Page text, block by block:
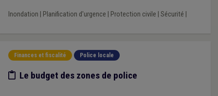
Inondation Planification d'urgence Protection civile Sécurité
Finances et fiscalité Police locale
Etude/chiffres
Le budget des zones de police